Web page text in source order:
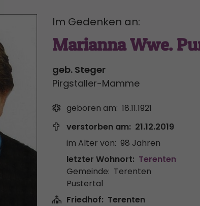
Im Gedenken an:
Marianna Wwe.
geb. Steger
Pirgstaller-Mamme
geboren am: 18.11.1921
verstorben am: 21.12.2019
im Alter von: 98 Jahren
letzter Wohnort: Terenten
Gemeinde: Terenten
Pustertal
Friedhof: Terenten